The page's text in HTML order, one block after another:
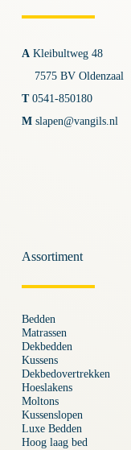
A Kleibultweg 48
7575 BV Oldenzaal
T 0541-850180
M slapen@vangils.nl
Assortiment
Bedden
Matrassen
Dekbedden
Kussens
Dekbedovertrekken
Hoeslakens
Moltons
Kussenslopen
Luxe Bedden
Hoog laag bed